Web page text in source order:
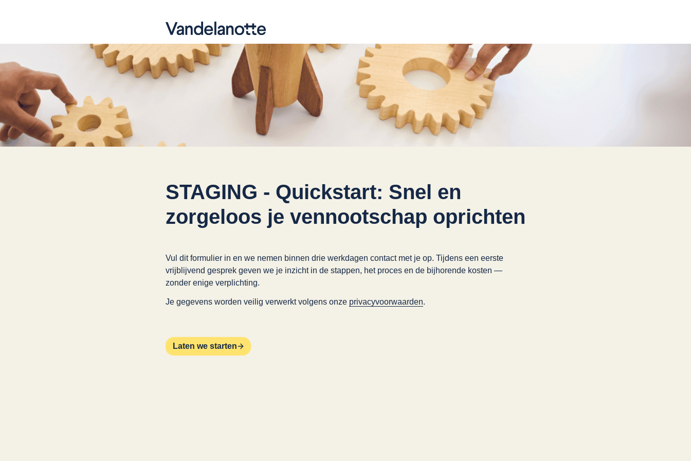
STAGING - Quickstart: Snel en
zorgeloos je vennootschap oprichten
Vul dit formulier in en we nemen binnen drie werkdagen contact met je op. Tijdens een eerste
vrijblijvend gesprek geven we je inzicht in de stappen, het proces en de bijhorende kosten —
zonder enige verplichting.
Je gegevens worden veilig verwerkt volgens onze privacyvoorwaarden.
Laten we starten